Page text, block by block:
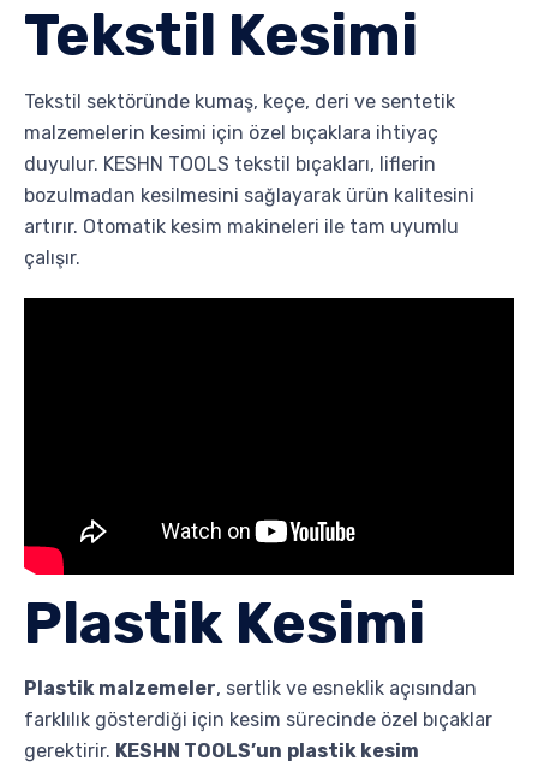
Tekstil Kesimi
Tekstil sektöründe kumaş, keçe, deri ve sentetik
malzemelerin kesimi için özel bıçaklara ihtiyaç
duyulur. KESHN TOOLS tekstil bıçakları, liflerin
bozulmadan kesilmesini sağlayarak ürün kalitesini
artırır. Otomatik kesim makineleri ile tam uyumlu
çalışır.
Plastik Kesimi
Plastik malzemeler, sertlik ve esneklik açısından
farklılık gösterdiği için kesim sürecinde özel bıçaklar
gerektirir. KESHN TOOLS’un plastik kesim